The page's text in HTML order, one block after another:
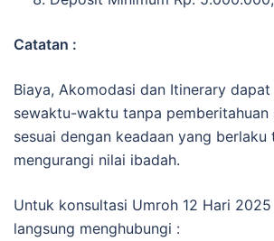
Catatan :
Biaya, Akomodasi dan Itinerary
sewaktu-waktu tanpa pemberitahuan
sesuai dengan keadaan yang berlaku
mengurangi nilai ibadah.
Untuk konsultasi Umroh 12 Hari
langsung menghubungi :